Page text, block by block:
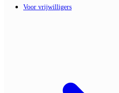
Voor vrijwilligers